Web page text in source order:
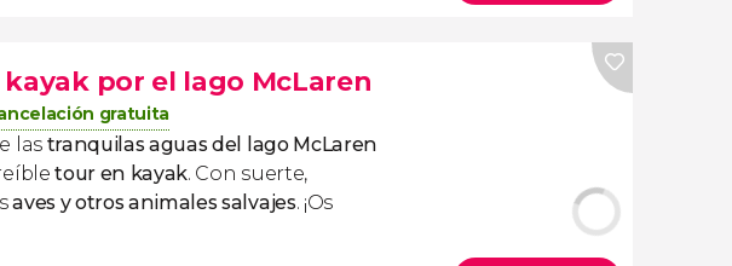
por el lago McLaren
gratuita
las tranquilas aguas del lago McLaren
tour en kayak. Con suerte,
aves y otros animales salvajes. ¡Os